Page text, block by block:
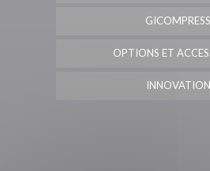
GICOMPRESS
OPTIONS ET
INNOVATION